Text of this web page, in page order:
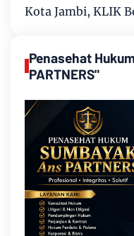
Kota Jambi, KLIK
Penasehat
PARTNERS"